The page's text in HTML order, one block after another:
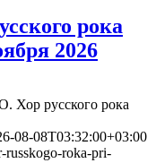
рока
2026
Хор русского рока
08-08T03:32:00+03:00
russkogo-roka-pri-